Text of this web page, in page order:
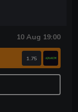
10 Aug 19:00
1.75